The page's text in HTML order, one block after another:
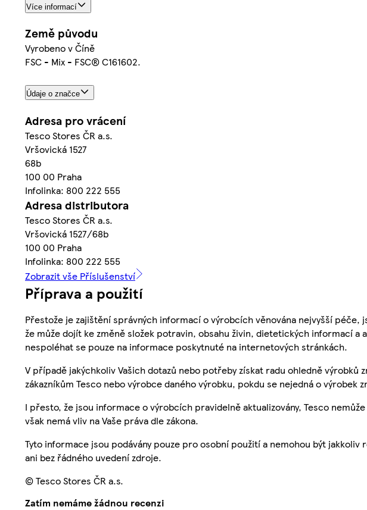
Více informací
Země původu
Vyrobeno v Číně
FSC - Mix - FSC® C161602.
Údaje o značce
Adresa pro vrácení
Tesco Stores ČR a.s.
Vršovická 1527
68b
100 00 Praha
Infolinka: 800 222 555
Adresa distributora
Tesco Stores ČR a.s.
Vršovická 1527/68b
100 00 Praha
Infolinka: 800 222 555
Zobrazit vše Příslušenství
Příprava a použití
Přestože je zajištění správných informací o výrobcích věnována nejvyšší
že může dojít ke změně složek potravin, obsahu živin, dietetických informací
nespoléhat se pouze na informace poskytnuté na internetových stránkách.
V případě jakýchkoliv Vašich dotazů nebo potřeby získat radu ohledně
zákazníkům Tesco nebo výrobce daného výrobku, pokdu se nejedná o výrobek
I přesto, že jsou informace o výrobcích pravidelně aktualizovány, Tesco
však nemá vliv na Vaše práva dle zákona.
Tyto informace jsou podávány pouze pro osobní použití a nemohou být
ani bez řádného uvedení zdroje.
© Tesco Stores ČR a.s.
Zatím nemáme žádnou recenzi